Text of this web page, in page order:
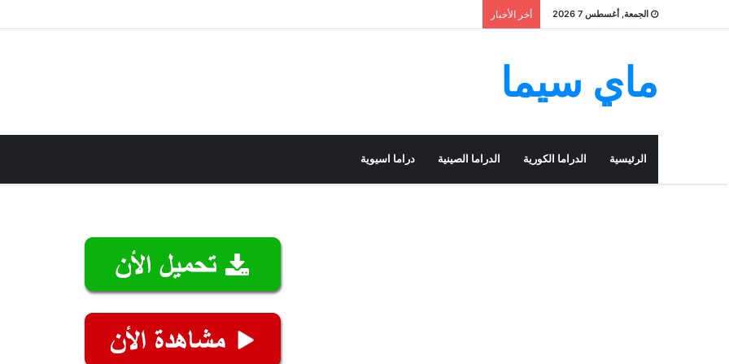
الجمعة, أغسطس 7 2026 أخر الأخبار
ماي سيما
الرئيسية الدراما الكورية الدراما الصينية دراما اسيوية